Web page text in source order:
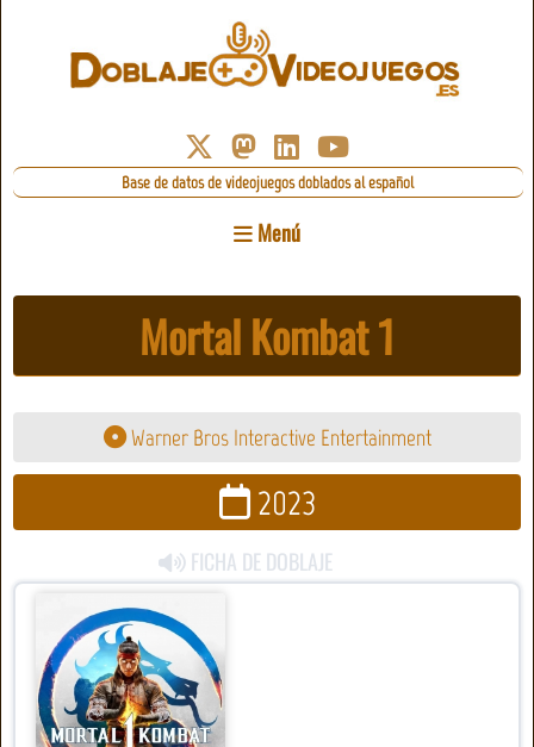
Base de datos de videojuegos doblados al español
Menú
Mortal Kombat 1
Warner Bros Interactive Entertainment
2023
FICHA DE DOBLAJE